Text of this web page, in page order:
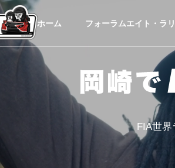
ホーム フォーラムエイト・ラ
FIA世